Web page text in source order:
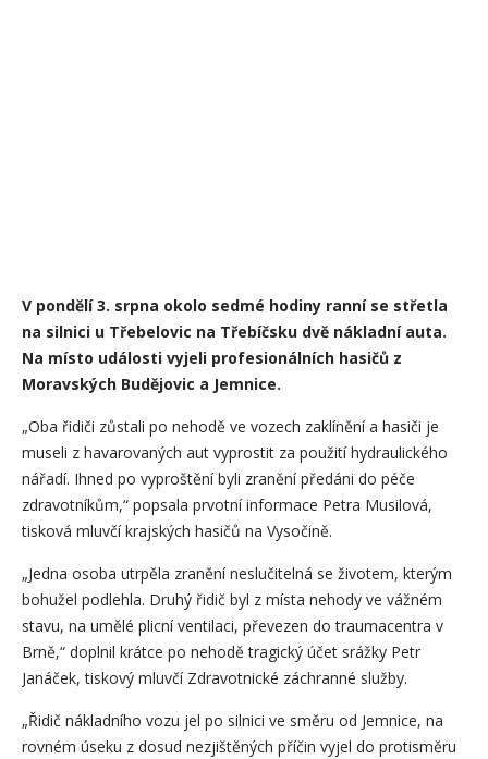
V pondělí 3. srpna okolo sedmé hodiny ranní se střetla
na silnici u Třebelovic na Třebíčsku dvě nákladní auta.
Na místo události vyjeli profesionálních hasičů z
Moravských Budějovic a Jemnice.
„Oba řidiči zůstali po nehodě ve vozech zaklínění a hasiči je
museli z havarovaných aut vyprostit za použití hydraulického
nářadí. Ihned po vyproštění byli zranění předáni do péče
zdravotníkům,“ popsala prvotní informace Petra Musilová,
tisková mluvčí krajských hasičů na Vysočině.
„Jedna osoba utrpěla zranění neslučitelná se životem, kterým
bohužel podlehla. Druhý řidič byl z místa nehody ve vážném
stavu, na umělé plicní ventilaci, převezen do traumacentra v
Brně,“ doplnil krátce po nehodě tragický účet srážky Petr
Janáček, tiskový mluvčí Zdravotnické záchranné služby.
„Řidič nákladního vozu jel po silnici ve směru od Jemnice, na
rovném úseku z dosud nezjištěných příčin vyjel do protisměru